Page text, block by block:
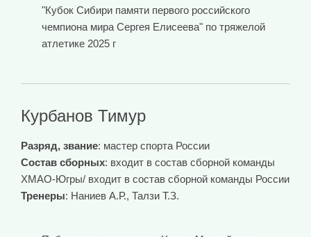
"Кубок Сибири памяти первого российского
чемпиона мира Сергея Елисеева" по тряжелой
атлетике 2025 г
Курбанов Тимур
Разряд, звание: мастер спорта России
Состав сборных: входит в состав сборной команды
ХМАО-Югры/ входит в состав сборной команды России
Тренеры: Наниев А.Р., Талзи Т.З.